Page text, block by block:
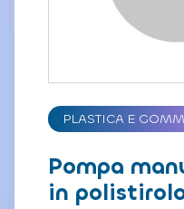
PLASTICA E
Pompa
in